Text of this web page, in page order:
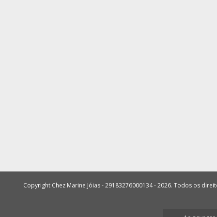
Copyright Chez Marine Jóias - 29183276000134 - 2026. Todos os